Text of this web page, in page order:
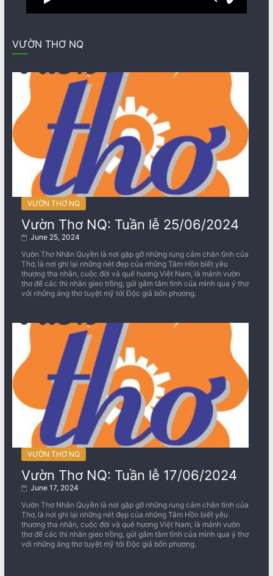
VƯỜN THƠ NQ
VƯỜN THƠ NQ
Vườn Thơ NQ: Tuần lễ 25/06/2024
June 25, 2024
Vườn Thơ Nhân Quyền là nơi gặp gỡ những rung cảm chân tình của
Thơ, là nơi ghi lại những nét đẹp của những Tâm Hồn biết yêu
thương tha nhân, cuộc đời và quê hương Việt Nam, là mảnh vườn
thơ để các thi nhân gieo trồng, gửi gắm tâm tình của mình qua ý thơ
với những áng thơ tuyệt mỹ tới Độc giả bốn phương.
VƯỜN THƠ NQ
Vườn Thơ NQ: Tuần lễ 17/06/2024
June 17, 2024
Vườn Thơ Nhân Quyền là nơi gặp gỡ những rung cảm chân tình của
Thơ, là nơi ghi lại những nét đẹp của những Tâm Hồn biết yêu
thương tha nhân, cuộc đời và quê hương Việt Nam, là mảnh vườn
thơ để các thi nhân gieo trồng, gửi gắm tâm tình của mình qua ý thơ
với những áng thơ tuyệt mỹ tới Độc giả bốn phương.